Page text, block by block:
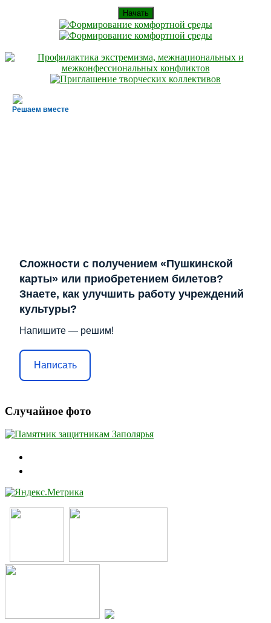
Начать
Решаем вместе
Сложности с получением «Пушкинской
карты» или приобретением билетов?
Знаете, как улучшить работу учреждений
культуры?
Напишите — решим!
Написать
Случайное фото